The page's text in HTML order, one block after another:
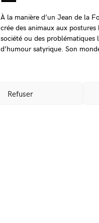
Refuser
À la manière d’un Jean de la
crée des animaux aux
société ou des problématiques
d’humour satyrique. Son